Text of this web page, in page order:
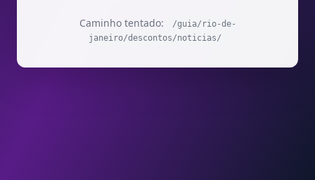
Caminho tentado:
/guia/rio-de-
janeiro/descontos/noticias/